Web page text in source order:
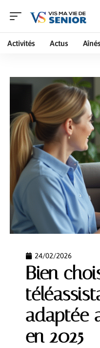
Activités Actus
24/02/2026
Bien
adaptée
en 2025